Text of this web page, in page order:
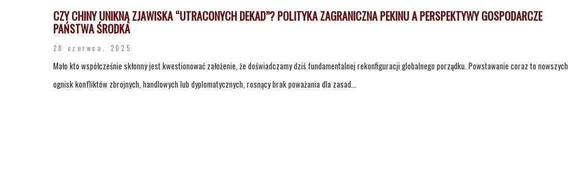
CZY CHINY UNIKNĄ ZJAWISKA “UTRACONYCH DEKAD”? POLITYKA ZAGRANICZNA PEKINU A PERSPEKTYWY GOSPODARCZE
PAŃSTWA ŚRODKA
28 czerwca, 2025
Mało kto współcześnie skłonny jest kwestionować założenie, że doświadczamy dziś fundamentalnej rekonfiguracji globalnego porządku. Powstawanie coraz to nowszych
ognisk konfliktów zbrojnych, handlowych lub dyplomatycznych, rosnący brak poważania dla zasad...